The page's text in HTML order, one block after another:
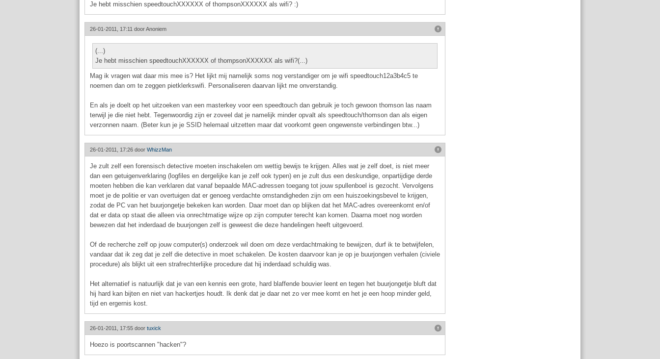
Je hebt misschien speedtouchXXXXXX of thompsonXXXXXX als wifi? :)
26-01-2011, 17:11 doorAnoniem
(...)
Je hebt misschien speedtouchXXXXXX of thompsonXXXXXX als wifi?(...)
Mag ik vragen wat daar mis mee is? Het lijkt mij namelijk soms nog verstandiger om je wifi speedtouch12a3b4c5 te
noemen dan om te zeggen pietklerkswifi. Personaliseren daarvan lijkt me onverstandig.
En als je doelt op het uitzoeken van een masterkey voor een speedtouch dan gebruik je toch gewoon thomson las naam
terwijl je die niet hebt. Tegenwoordig zijn er zoveel dat je namelijk minder opvalt als speedtouch/thomson dan als eigen
verzonnen naam. (Beter kun je je SSID helemaal uitzetten maar dat voorkomt geen ongewenste verbindingen btw...)
26-01-2011, 17:26 door WhizzMan
Je zult zelf een forensisch detective moeten inschakelen om wettig bewijs te krijgen. Alles wat je zelf doet, is niet meer
dan een getuigenverklaring (logfiles en dergelijke kan je zelf ook typen) en je zult dus een deskundige, onpartijdige derde
moeten hebben die kan verklaren dat vanaf bepaalde MAC-adressen toegang tot jouw spullenboel is gezocht. Vervolgens
moet je de politie er van overtuigen dat er genoeg verdachte omstandigheden zijn om een huiszoekingsbevel te krijgen,
zodat de PC van het buurjongetje bekeken kan worden. Daar moet dan op blijken dat het MAC-adres overeenkomt en/of
dat er data op staat die alleen via onrechtmatige wijze op zijn computer terecht kan komen. Daarna moet nog worden
bewezen dat het inderdaad de buurjongen zelf is geweest die deze handelingen heeft uitgevoerd.
Of de recherche zelf op jouw computer(s) onderzoek wil doen om deze verdachtmaking te bewijzen, durf ik te betwijfelen,
vandaar dat ik zeg dat je zelf die detective in moet schakelen. De kosten daarvoor kan je op je buurjongen verhalen (civiele
procedure) als blijkt uit een strafrechterlijke procedure dat hij inderdaad schuldig was.
Het alternatief is natuurlijk dat je van een kennis een grote, hard blaffende bouvier leent en tegen het buurjongetje bluft dat
hij hard kan bijten en niet van hackertjes houdt. Ik denk dat je daar net zo ver mee komt en het je een hoop minder geld,
tijd en ergernis kost.
26-01-2011, 17:55 door tuxick
Hoezo is poortscannen "hacken"?